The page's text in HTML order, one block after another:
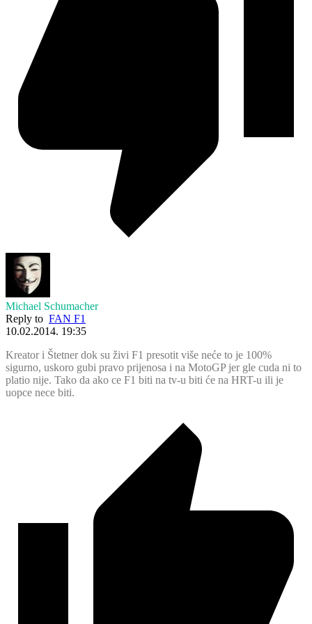
Michael Schumacher
Reply to FAN F1
10.02.2014. 19:35
Kreator i Štetner dok su živi F1 presotit više neće to je 100%
sigurno, uskoro gubi pravo prijenosa i na MotoGP jer gle cuda ni to
platio nije. Tako da ako ce F1 biti na tv-u biti će na HRT-u ili je
uopce nece biti.